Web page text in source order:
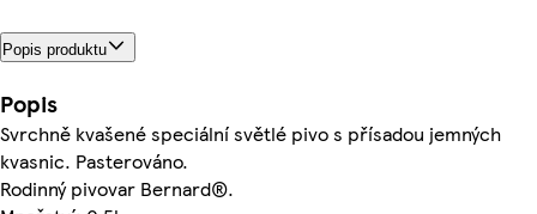
Popis produktu
Popis
Svrchně kvašené speciální světlé pivo s přísadou jemných
kvasnic. Pasterováno.
Rodinný pivovar Bernard®.